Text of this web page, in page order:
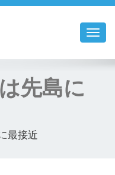
先島に
最接近